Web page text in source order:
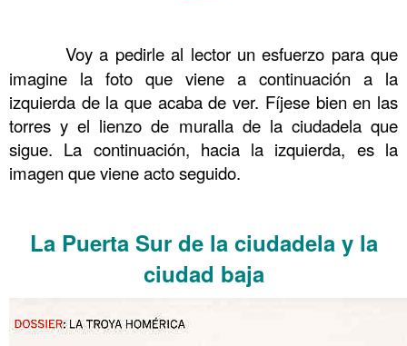
Voy a pedirle al lector un esfuerzo para que
imagine la foto que viene a continuación a la
izquierda de la que acaba de ver. Fíjese bien en las
torres y el lienzo de muralla de la ciudadela que
sigue. La continuación, hacia la izquierda, es la
imagen que viene acto seguido.
La Puerta Sur de la ciudadela y la
ciudad baja